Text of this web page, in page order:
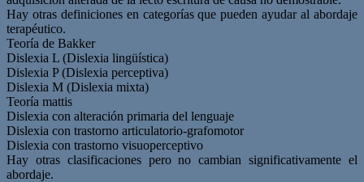
Hay otras definiciones en categorías que pueden ayudar al abordaje
terapéutico.
Teoría de Bakker
Dislexia L (Dislexia lingüística)
Dislexia P (Dislexia perceptiva)
Dislexia M (Dislexia mixta)
Teoría mattis
Dislexia con alteración primaria del lenguaje
Dislexia con trastorno articulatorio-grafomotor
Dislexia con trastorno visuoperceptivo
Hay otras clasificaciones pero no cambian significativamente el
abordaje.